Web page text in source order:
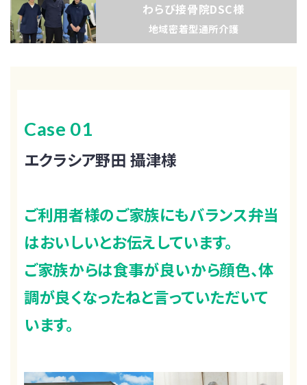
わらび接骨院DSC様
地域密着型通所介護
Case 01
エクラシア野田 攝津様
ご利用者様のご家族にもバランス弁当
はおいしいとお伝えしています。
ご家族からは食事が良いから顔色、体
調が良くなったねと言っていただいて
います。